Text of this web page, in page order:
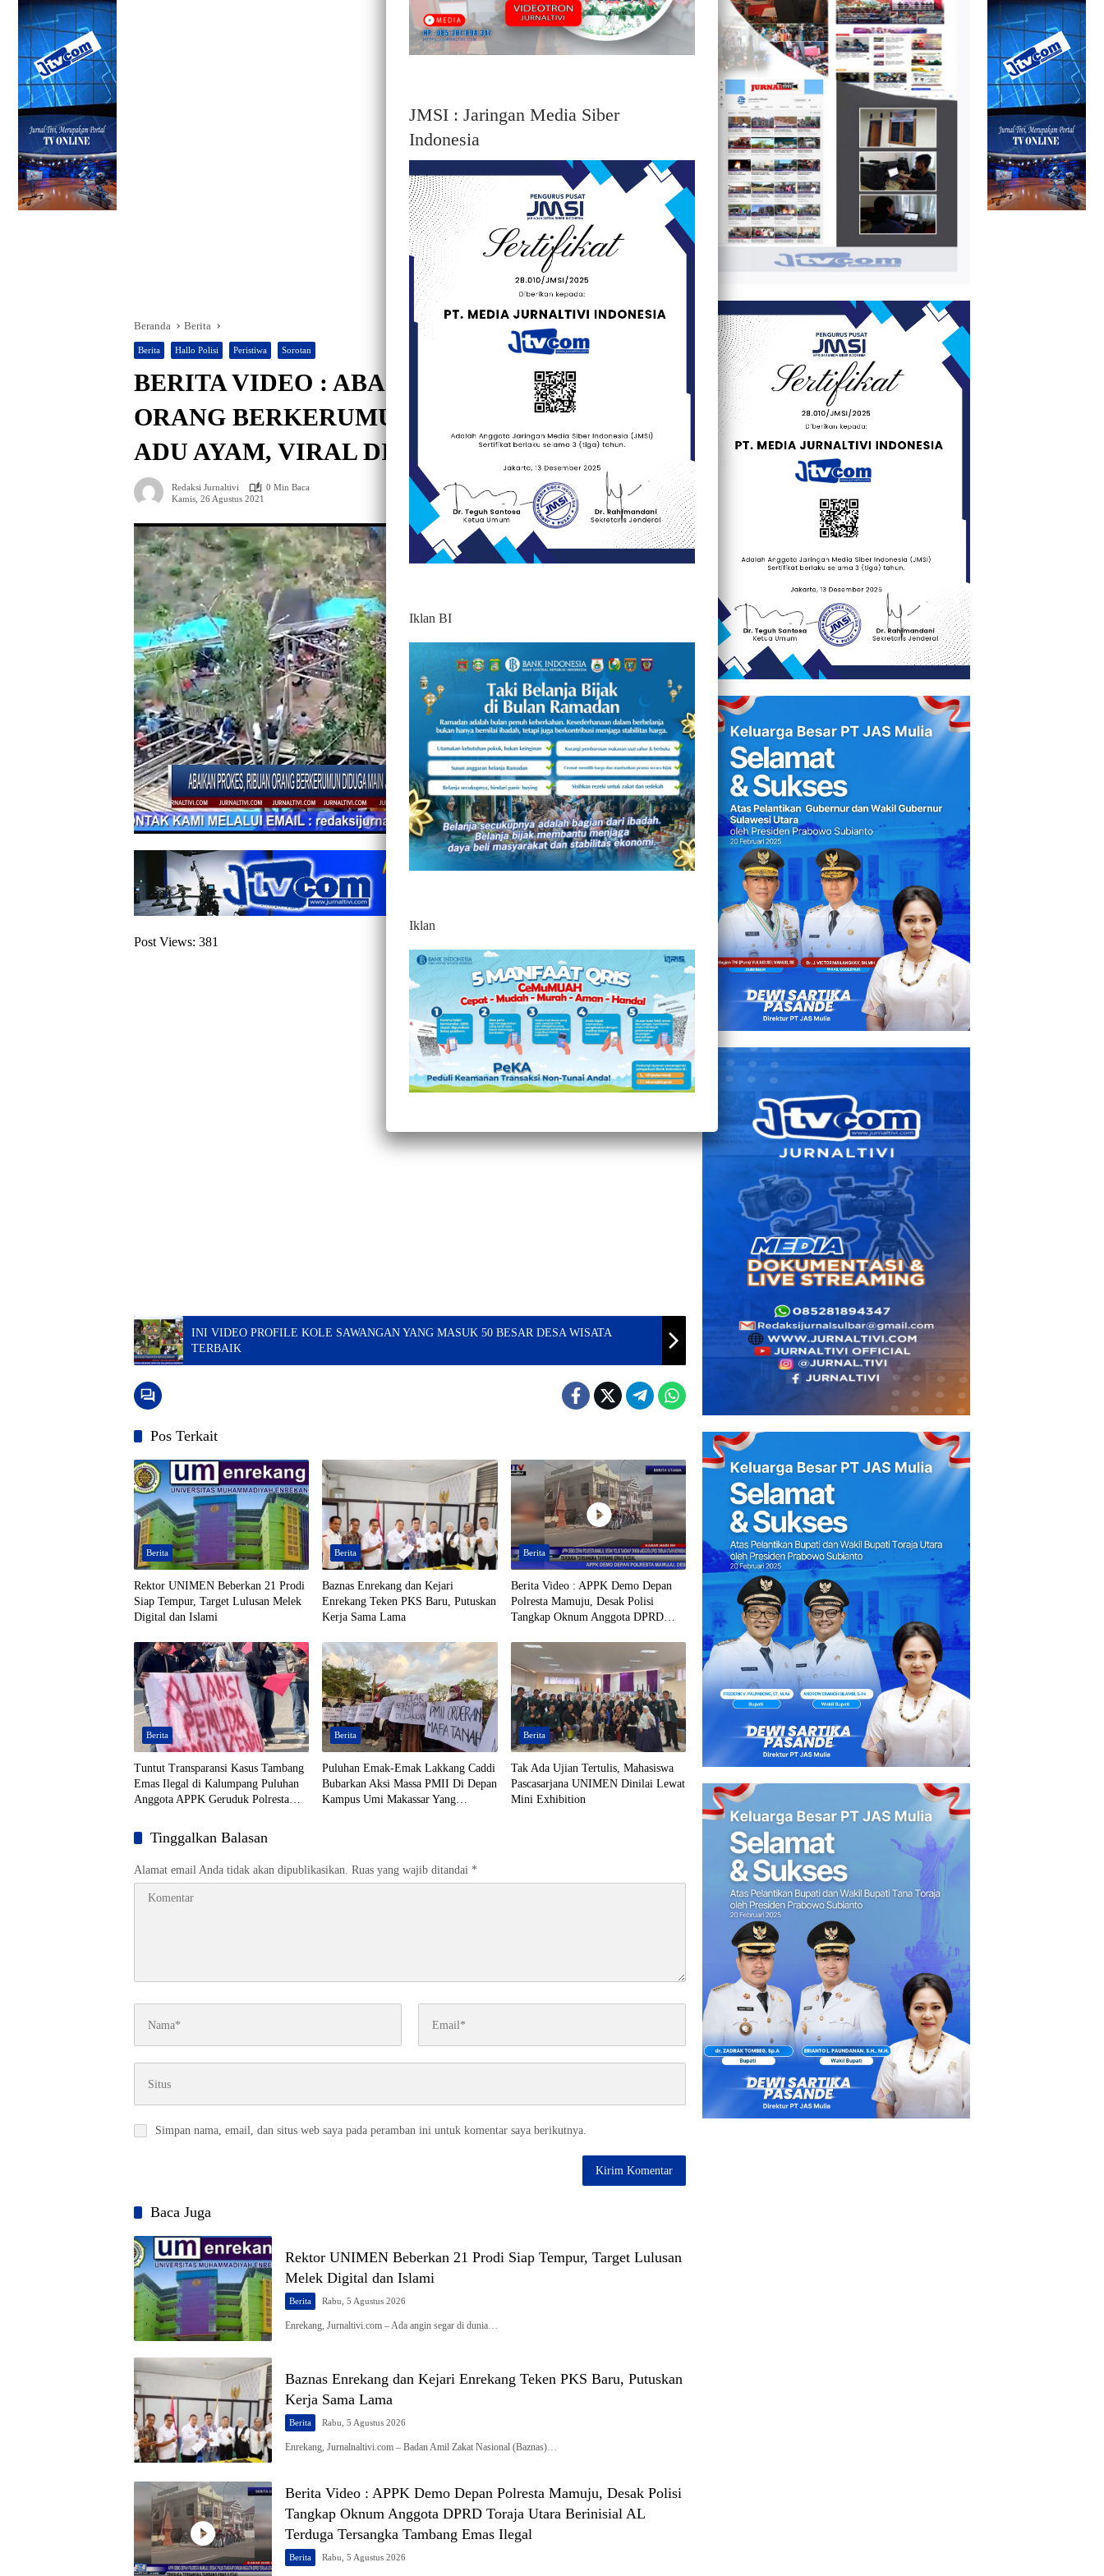
Beranda Berita
Berita Hallo Polisi Peristiwa Sorotan
BERITA VIDEO : ABAIKAN PROKES, RIBUAN
ORANG BERKERUMUN DIDUGA MAIN JUDI
ADU AYAM, VIRAL DIMEDIA SOSIAL
Redaksi Jurnaltivi
0 Min Baca
Kamis, 26 Agustus 2021
Post Views: 381
INI VIDEO PROFILE KOLE SAWANGAN YANG MASUK 50 BESAR DESA WISATA
TERBAIK
Pos Terkait
Berita
Rektor UNIMEN Beberkan 21 Prodi
Siap Tempur, Target Lulusan Melek
Digital dan Islami
Berita
Baznas Enrekang dan Kejari
Enrekang Teken PKS Baru, Putuskan
Kerja Sama Lama
Berita
Berita Video : APPK Demo Depan
Polresta Mamuju, Desak Polisi
Tangkap Oknum Anggota DPRD
Tersangka Tambang Emas Ilegal
Berita
Tuntut Transparansi Kasus Tambang
Emas Ilegal di Kalumpang Puluhan
Anggota APPK Geruduk Polresta
Berita
Puluhan Emak-Emak Lakkang Caddi
Bubarkan Aksi Massa PMII Di Depan
Kampus Umi Makassar Yang
Berita
Tak Ada Ujian Tertulis, Mahasiswa
Pascasarjana UNIMEN Dinilai Lewat
Mini Exhibition
Tinggalkan Balasan
Alamat email Anda tidak akan dipublikasikan. Ruas yang wajib ditandai *
Simpan nama, email, dan situs web saya pada peramban ini untuk komentar saya berikutnya.
Baca Juga
Rektor UNIMEN Beberkan 21 Prodi Siap Tempur, Target Lulusan
Melek Digital dan Islami
Berita Rabu, 5 Agustus 2026
Enrekang, Jurnaltivi.com – Ada angin segar di dunia…
Baznas Enrekang dan Kejari Enrekang Teken PKS Baru, Putuskan
Kerja Sama Lama
Berita Rabu, 5 Agustus 2026
Enrekang, Jurnalnaltivi.com – Badan Amil Zakat Nasional (Baznas)…
Berita Video : APPK Demo Depan Polresta Mamuju, Desak Polisi
Tangkap Oknum Anggota DPRD Toraja Utara Berinisial AL
Terduga Tersangka Tambang Emas Ilegal
Berita Rabu, 5 Agustus 2026
JMSI : Jaringan Media Siber
Indonesia
Iklan BI
Iklan